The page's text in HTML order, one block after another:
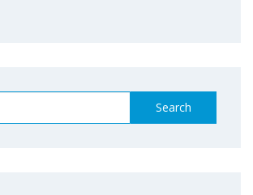
Search